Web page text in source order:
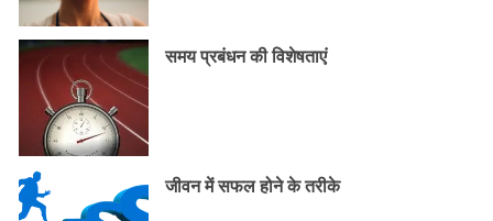
समय प्रबंधन की विशेषताएं
जीवन में सफल होने के तरीके